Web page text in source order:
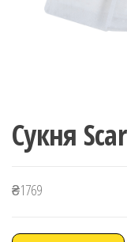
Сукня
₴1769